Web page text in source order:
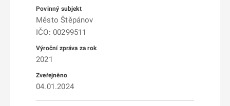
Město Štěpánov
IČO: 00299511
2021
04.01.2024